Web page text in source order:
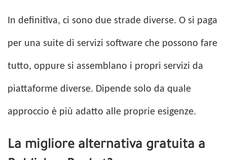
In definitiva, ci sono due strade diverse. O si paga
per una suite di servizi software che possono fare
tutto, oppure si assemblano i propri servizi da
piattaforme diverse. Dipende solo da quale
approccio è più adatto alle proprie esigenze.
La migliore alternativa gratuita a